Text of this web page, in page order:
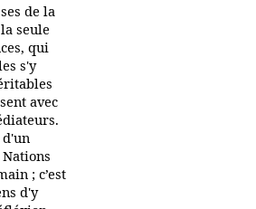
de la
seule
qui
s'y
avec
; c’est
d'y